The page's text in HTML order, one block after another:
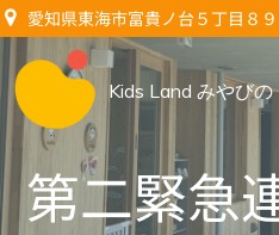
コ
愛知県東海市富貴ノ台５丁目８９
Kids Land みやびの
第二緊急